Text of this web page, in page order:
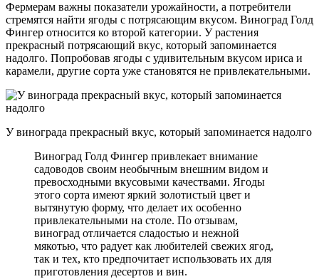
Фермерам важны показатели урожайности, а потребители
стремятся найти ягоды с потрясающим вкусом. Виноград Голд
Фингер относится ко второй категории. У растения
прекрасный потрясающий вкус, который запоминается
надолго. Попробовав ягоды с удивительным вкусом ириса и
карамели, другие сорта уже становятся не привлекательными.
У винограда прекрасный вкус, который запоминается надолго
Виноград Голд Фингер привлекает внимание
садоводов своим необычным внешним видом и
превосходными вкусовыми качествами. Ягоды
этого сорта имеют яркий золотистый цвет и
вытянутую форму, что делает их особенно
привлекательными на столе. По отзывам,
виноград отличается сладостью и нежной
мякотью, что радует как любителей свежих ягод,
так и тех, кто предпочитает использовать их для
приготовления десертов и вин.